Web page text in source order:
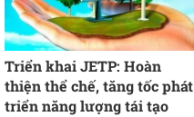
Triển khai JETP: Hoàn
thiện thể chế, tăng tốc phát
triển năng lượng tái tạo